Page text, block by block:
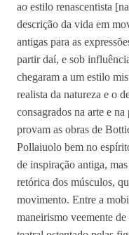
ao estilo renascentista
descrição da vida em
antigas para as
partir daí, e sob
chegaram a um estilo
realista da natureza e o
consagrados na arte e
provam as obras de
Pollaiuolo bem no
de inspiração antiga,
retórica dos músculos,
movimento. Entre a
maneirismo veemente